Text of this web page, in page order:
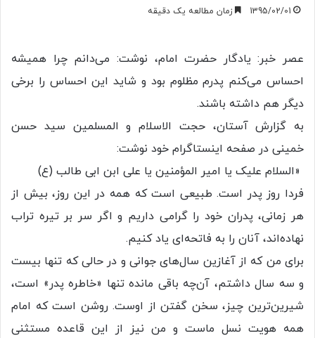
1395/02/01 زمان مطالعه یک دقیقه
عصر خبر: یادگار حضرت امام، نوشت: می‌دانم چرا همیشه
احساس می‌کنم پدرم مظلوم بود و شاید این احساس را برخی
دیگر هم داشته باشند.
به گزارش آستان، حجت الاسلام و المسلمین سید حسن
خمینی در صفحه اینستاگرام خود نوشت:
«السلام علیک یا امیر المؤمنین یا علی ابن ابی طالب (ع)
فردا روز پدر است. طبیعی است که همه در این روز، بیش از
هر زمانی، پدران خود را گرامی داریم و اگر سر بر تیره تراب
نهاده‌اند، آنان را به فاتحه‌ای یاد کنیم.
برای من که از آغازین سال‌های جوانی و در حالی که تنها بیست
و سه سال داشتم، آن‌چه باقی مانده تنها «خاطره پدر» است،
شیرین‌ترین چیز، سخن گفتن از اوست. روشن است که امام
همه هویت نسل ماست و من نیز از این قاعده مستثنی